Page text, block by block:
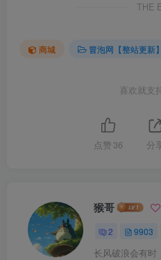
THE
商城 冒泡网【整站更新】
喜欢就支
点赞 36 分
猴哥
2 9903
长风破浪会有时